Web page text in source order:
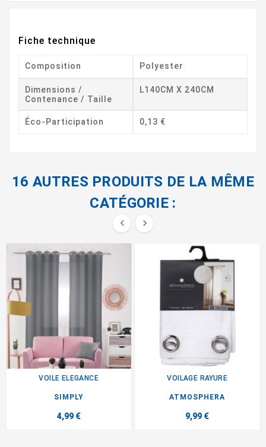
Fiche technique
Composition Polyester
Dimensions /
Contenance / Taille
L140CM X 240CM
Éco-Participation 0,13 €
16 AUTRES PRODUITS DE LA MÊME
CATÉGORIE :
 
VOILE ELEGANCE
SIMPLY
4,99 €
VOILAGE RAYURE
ATMOSPHERA
9,99 €